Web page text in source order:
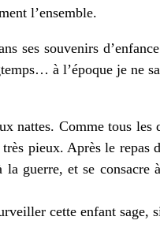
l’ensemble.
ses souvenirs
à l’époque je ne
nattes. Comme tous
pieux. Après le repas
guerre, et se consacre
cette enfant sage,